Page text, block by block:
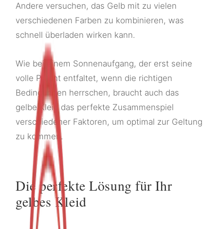
Andere versuchen, das Gelb mit zu vielen
verschiedenen Farben zu kombinieren, was
schnell überladen wirken kann.
Wie bei einem Sonnenaufgang, der erst seine
volle Pracht entfaltet, wenn die richtigen
Bedingungen herrschen, braucht auch das
gelbe Kleid das perfekte Zusammenspiel
verschiedener Faktoren, um optimal zur Geltung
zu kommen.
Die perfekte Lösung für Ihr
gelbes Kleid